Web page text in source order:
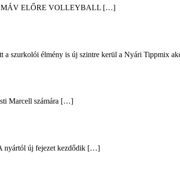
a MÁV ELŐRE VOLLEYBALL […]
a szurkolói élmény is új szintre kerül a Nyári Tippmix
Marcell számára […]
nyártól új fejezet kezdődik […]